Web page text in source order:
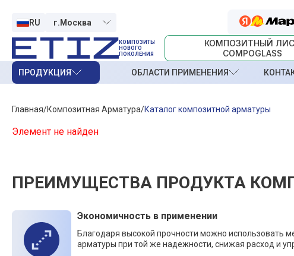
RU
КОМПОЗИТЫ
НОВОГО
ПОКОЛЕНИЯ
КОМПОЗИТНЫЙ
COMPOGLASS
ПРОДУКЦИЯ ОБЛАСТИ ПРИМЕНЕНИЯ
Главная Композитная Арматура Каталог композитной арматуры
Элемент не найден
ПРЕИМУЩЕСТВА ПРОДУКТА
Экономичность в применении
Благодаря высокой прочности можно использовать
арматуры при той же надежности, снижая расход и